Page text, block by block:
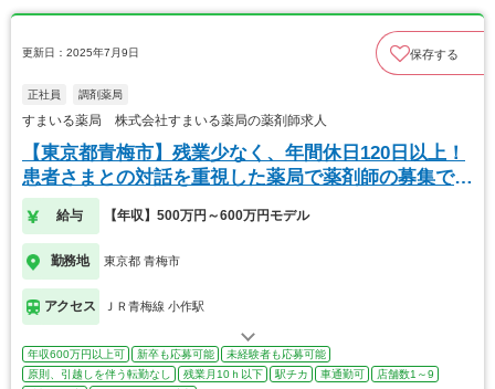
更新日：2025年7月9日 保存する
正社員 調剤薬局
すまいる薬局 株式会社すまいる薬局の薬剤師求人
【東京都青梅市】残業少なく、年間休日120日以上！
患者さまとの対話を重視した薬局で薬剤師の募集で
す。
給与 【年収】500万円～600万円モデル
勤務地 東京都 青梅市
アクセス ＪＲ青梅線 小作駅
年収600万円以上可 新卒も応募可能
未経験者も応募可能
原則、引越しを伴う転勤なし
残業月10ｈ以下 駅チカ 車通勤可
店舗数1～9